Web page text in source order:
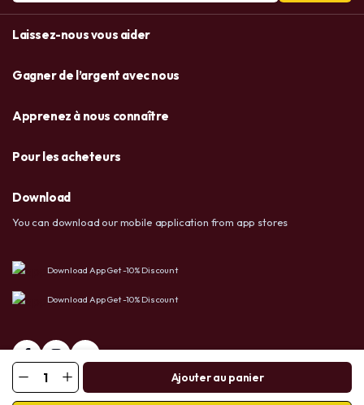
Ajouter au panier
Laissez-nous vous aider
Gagner de l’argent avec nous
Apprenez à nous connaître
Pour les acheteurs
Download
You can download our mobile application from app stores
Download App Get -10% Discount
Download App Get -10% Discount